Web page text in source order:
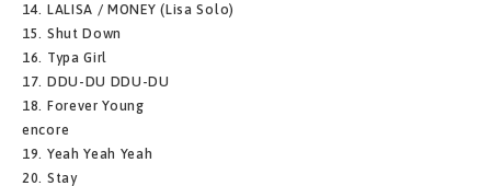
14. LALISA / MONEY (Lisa Solo)
15. Shut Down
16. Typa Girl
17. DDU-DU DDU-DU
18. Forever Young
encore
19. Yeah Yeah Yeah
20. Stay